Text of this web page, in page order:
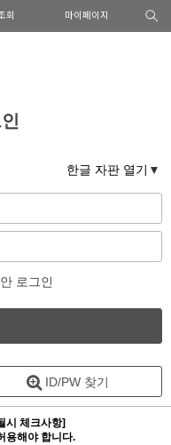
회 마이페이지
한글 자판 열기
로그인
ID/PW 찾기
시 체크사항]
용해야 합니다.